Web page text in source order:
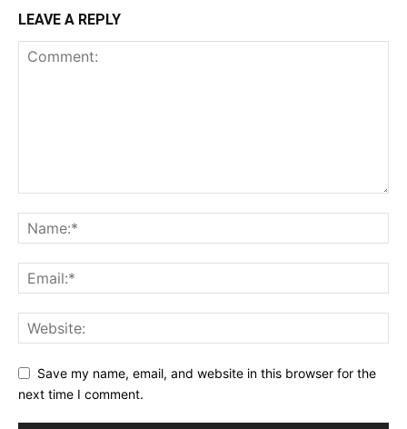
LEAVE A REPLY
Save my name, email, and website in this browser for the
next time I comment.